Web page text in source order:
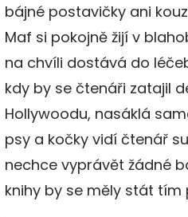
bájné postavičky ani
Maf si pokojně žijí v
na chvíli dostává do
kdy by se čtenáři zatajil
Hollywoodu, nasáklá
psy a kočky vidí čtenář
nechce vyprávět žádné
knihy by se měly stát